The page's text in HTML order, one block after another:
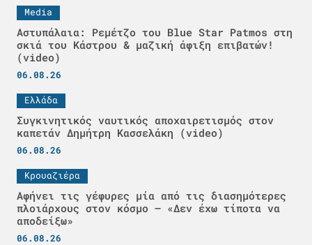
Media
Αστυπάλαια: Ρεμέτζο του Blue Star Patmos στη
σκιά του Κάστρου & μαζική άφιξη επιβατών!
(video)
06.08.26
Ελλάδα
Συγκινητικός ναυτικός αποχαιρετισμός στον
καπετάν Δημήτρη Κασσελάκη (video)
06.08.26
Κρουαζιέρα
Αφήνει τις γέφυρες μία από τις διασημότερες
πλοιάρχους στον κόσμο – «Δεν έχω τίποτα να
αποδείξω»
06.08.26